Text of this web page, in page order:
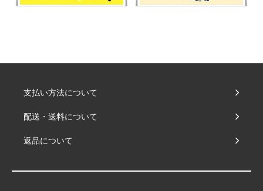
支払い方法について
配送・送料について
返品について